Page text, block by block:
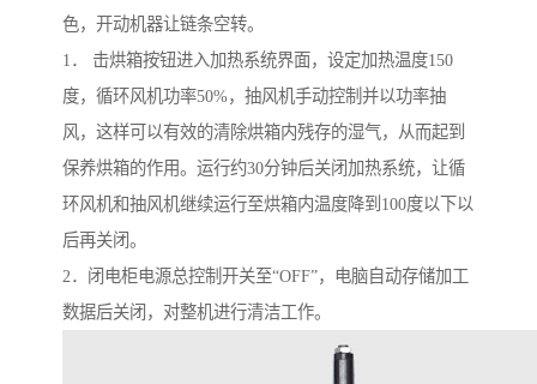
色，开动机器让链条空转。
1． 击烘箱按钮进入加热系统界面，设定加热温度150
度，循环风机功率50%，抽风机手动控制并以功率抽
风，这样可以有效的清除烘箱内残存的湿气，从而起到
保养烘箱的作用。运行约30分钟后关闭加热系统，让循
环风机和抽风机继续运行至烘箱内温度降到100度以下以
后再关闭。
2．闭电柜电源总控制开关至“OFF”，电脑自动存储加工
数据后关闭，对整机进行清洁工作。